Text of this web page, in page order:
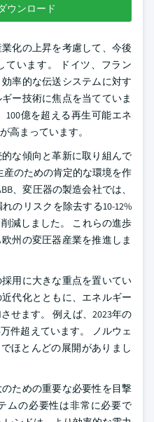
ウンロード
化の上昇を考慮して、今後
ています。 ドイツ、フラン
率的な伝送システムに対す
ー技術に焦点を当てていま
100億を超える再生可能エネ
高まっています。
な傾向と革新に取り組んで
産のための肯定的な環境を作
、変圧器の製造会社では、
のリスクを除去する10-12%
減しました。 これらの進歩
州の変圧器産業を推進しま
用に大きな重点を置いてい
代化とともに、エネルギー
せます。 例えば、2023年の
件超えています。 ノルウェ
ほとんどの展開がありまし
ための重要な必要性を目撃
ムの必要性は非常に必要で